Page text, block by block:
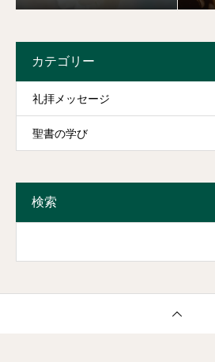
カテゴリー
礼拝メッセージ
聖書の学び
検索